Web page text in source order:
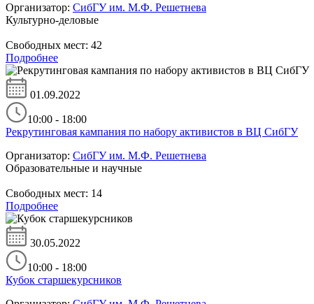
Организатор: СибГУ им. М.Ф. Решетнева
Культурно-деловые
Свободных мест: 42
Подробнее
01.09.2022
10:00 - 18:00
Рекрутинговая кампания по набору активистов в ВЦ СибГУ
Организатор: СибГУ им. М.Ф. Решетнева
Образовательные и научные
Свободных мест: 14
Подробнее
30.05.2022
10:00 - 18:00
Кубок старшекурсников